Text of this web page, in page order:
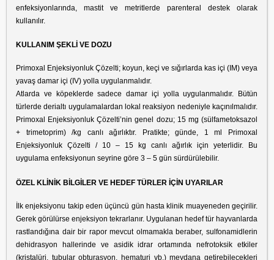
enfeksiyonlarında, mastit ve metritlerde parenteral destek olarak
kullanılır.
KULLANIM ŞEKLİ VE DOZU
Primoxal Enjeksiyonluk Çözelti; koyun, keçi ve sığırlarda kas içi (IM) veya
yavaş damar içi (IV) yolla uygulanmalıdır.
Atlarda ve köpeklerde sadece damar içi yolla uygulanmalıdır. Bütün
türlerde derialtı uygulamalardan lokal reaksiyon nedeniyle kaçınılmalıdır.
Primoxal Enjeksiyonluk Çözelti’nin genel dozu; 15 mg (sülfametoksazol
+ trimetoprim) /kg canlı ağırlıktır. Pratikte; günde, 1 ml Primoxal
Enjeksiyonluk Çözelti / 10 – 15 kg canlı ağırlık için yeterlidir. Bu
uygulama enfeksiyonun seyrine göre 3 – 5 gün sürdürülebilir.
ÖZEL KLİNİK BİLGİLER VE HEDEF TÜRLER İÇİN UYARILAR
İlk enjeksiyonu takip eden üçüncü gün hasta klinik muayeneden geçirilir.
Gerek görülürse enjeksiyon tekrarlanır. Uygulanan hedef tür hayvanlarda
rastlandığına dair bir rapor mevcut olmamakla beraber, sulfonamidlerin
dehidrasyon hallerinde ve asidik idrar ortamında nefrotoksik etkiler
(kristalüri, tubular obturasyon, hematuri vb.) meydana getirebilecekleri